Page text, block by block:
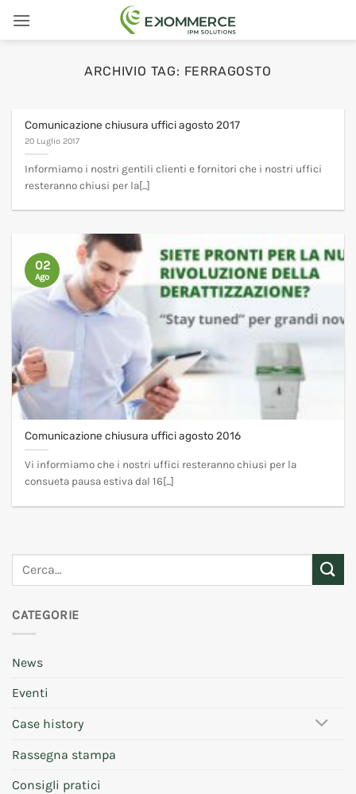
ARCHIVIO TAG: FERRAGOSTO
Comunicazione chiusura uffici agosto 2017
20 Luglio 2017
Informiamo i nostri gentili clienti e fornitori che i nostri uffici
resteranno chiusi per la[...]
Comunicazione chiusura uffici agosto 2016
Vi informiamo che i nostri uffici resteranno chiusi per la
consueta pausa estiva dal 16[...]
02
Ago
CATEGORIE
News
Eventi
Case history
Rassegna stampa
Consigli pratici